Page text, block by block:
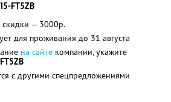
FT5ZB
— 3000р.
для проживания до 31 августа
на сайте компании, укажите
с другими спецпредложениями